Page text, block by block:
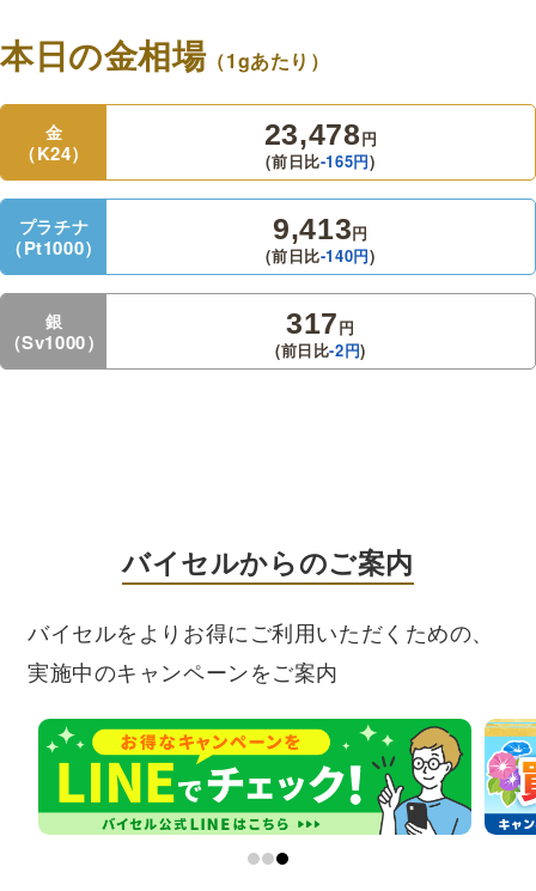
本日の金相場（1gあたり）
金
（K24）
23,478 円
(前日比-165円)
プラチナ
（Pt1000）
9,413 円
(前日比-140円)
銀
（Sv1000）
317 円
(前日比-2円)
バイセルからのご案内
バイセルをよりお得にご利用いただくための、
実施中のキャンペーンをご案内